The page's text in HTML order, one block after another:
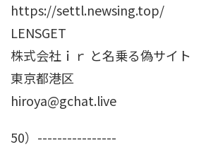
https://settl.newsing.top/
LENSGET
株式会社ｉｒ と名乗る偽サイト
東京都港区
hiroya@gchat.live
50）----------------